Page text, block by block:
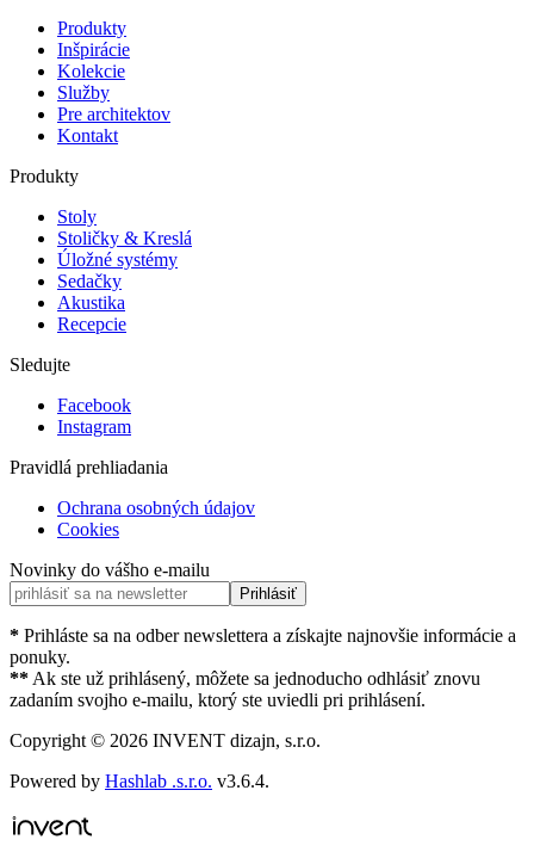
Produkty
Inšpirácie
Kolekcie
Služby
Pre architektov
Kontakt
Produkty
Stoly
Stoličky & Kreslá
Úložné systémy
Sedačky
Akustika
Recepcie
Sledujte
Facebook
Instagram
Pravidlá prehliadania
Ochrana osobných údajov
Cookies
Novinky do vášho e-mailu
Prihlásiť
* Prihláste sa na odber newslettera a získajte najnovšie informácie a
ponuky.
** Ak ste už prihlásený, môžete sa jednoducho odhlásiť znovu
zadaním svojho e-mailu, ktorý ste uviedli pri prihlásení.
Copyright © 2026 INVENT dizajn, s.r.o.
Powered by Hashlab .s.r.o. v3.6.4.